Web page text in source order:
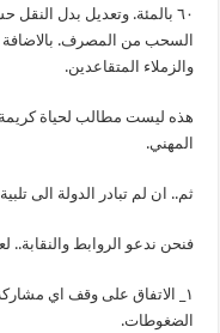
٦٠ بالمئة. وتعديل بدل
السحب من المصرف. بالاضافة
والزملاء المتقاعدين.
هذه ليست مطالب لحياة كريمة
المهني.
ثم.. ان لم تبادر الدولة الى
فنحن ندعو الروابط والنقابة..
١_ الاتفاق على وقف اي
الضغوطات.